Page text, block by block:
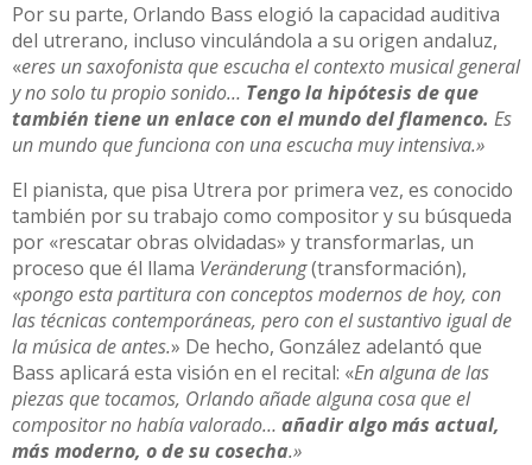
Por su parte, Orlando Bass elogió la capacidad auditiva
del utrerano, incluso vinculándola a su origen andaluz,
«eres un saxofonista que escucha el contexto musical general
y no solo tu propio sonido… Tengo la hipótesis de que
también tiene un enlace con el mundo del flamenco. Es
un mundo que funciona con una escucha muy intensiva.»
El pianista, que pisa Utrera por primera vez, es conocido
también por su trabajo como compositor y su búsqueda
por «rescatar obras olvidadas» y transformarlas, un
proceso que él llama Veränderung(transformación),
«pongo esta partitura con conceptos modernos de hoy, con
las técnicas contemporáneas, pero con el sustantivo igual de
la música de antes.» De hecho, González adelantó que
Bass aplicará esta visión en el recital: «En alguna de las
piezas que tocamos, Orlando añade alguna cosa que el
compositor no había valorado… añadir algo más actual,
más moderno, o de su cosecha.»